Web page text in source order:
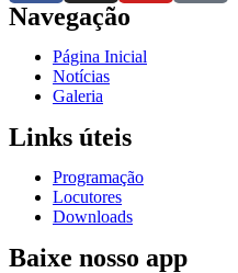
Navegação
Página Inicial
Notícias
Galeria
Links úteis
Programação
Locutores
Downloads
Baixe nosso app